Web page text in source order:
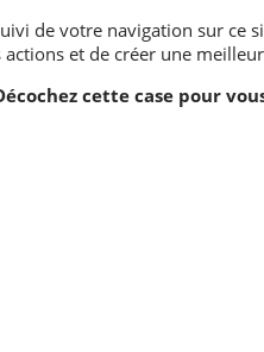
de votre navigation sur ce
et de créer une
cette case pour